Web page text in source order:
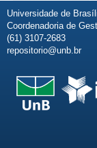
Universidade de
Coordenadoria de
(61) 3107-2683
repositorio@unb.br